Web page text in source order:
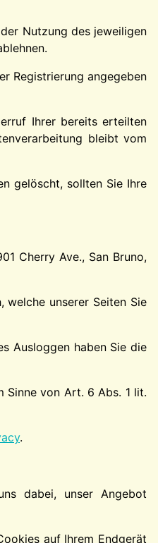
Nutzung des jeweiligen
Registrierung angegeben
Ihrer bereits erteilten
bleibt vom
gelöscht, sollten Sie Ihre
Cherry Ave., San Bruno,
welche unserer Seiten Sie
Ausloggen haben Sie die
Sinne von Art. 6 Abs. 1 lit.
.
dabei, unser Angebot
auf Ihrem Endgerät